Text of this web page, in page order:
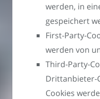
werden, in
gespeichert
First-Party-
werden von
Third-Party-
Drittanbieter-
Cookies